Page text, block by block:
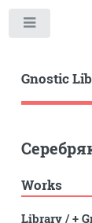
Gnostic
Works
Library/+